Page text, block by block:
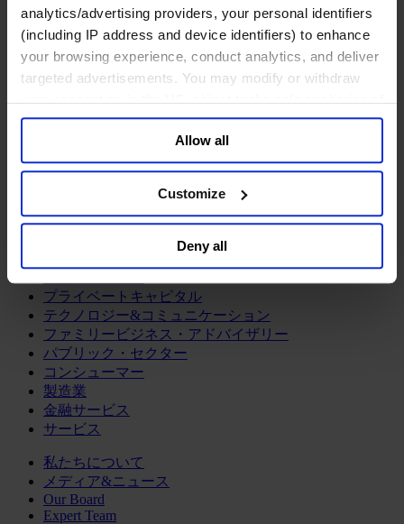
analytics/advertising providers, your personal identifiers
(including IP address and device identifiers) to enhance
your browsing experience, conduct analytics, and deliver
targeted advertisements. You may modify or withdraw
your consent or, in the US, object to the sale or sharing of
your data for targeted advertising, by clicking “Do Not
Sell or Share My Personal Information” in the footer of
the website. You must opt-out of each device and each
browser. For additional information and retention terms
general collection and use of personal information see
Allow all
Customize
Deny all
ファンクション
最高経営責任者（CEO）
情報テクノロジーオフィサー（CIO, CTO）
サステナビリティ（CSR）
最高財務責任者（CFO）
マーケティング・オフィサー
人事責任者（CHRO）
プライベートキャピタル
テクノロジー&コミュニケーション
ファミリービジネス・アドバイザリー
パブリック・セクター
コンシューマー
製造業
金融サービス
サービス
私たちについて
メディア&ニュース
Our Board
Expert Team